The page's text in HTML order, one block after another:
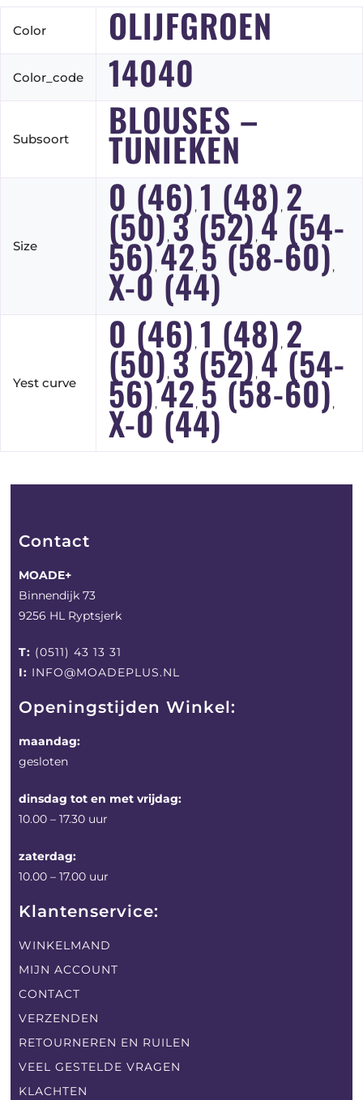
Color OLIJFGROEN
Color_code 14040
Subsoort BLOUSES –
TUNIEKEN
Size
0 (46) , 1 (48) , 2
(50) , 3 (52), 4 (54-
56) , 42, 5 (58-60) ,
X-0 (44)
Yest curve
0 (46) , 1 (48) , 2
(50) , 3 (52), 4 (54-
56) , 42, 5 (58-60) ,
X-0 (44)
Contact
MOADE+
Binnendijk 73
9256 HL Ryptsjerk
T: (0511) 43 13 31
I: INFO@MOADEPLUS.NL
Openingstijden Winkel:
maandag:
gesloten
dinsdag tot en met vrijdag:
10.00 – 17.30 uur
zaterdag:
10.00 – 17.00 uur
Klantenservice:
WINKELMAND
MIJN ACCOUNT
CONTACT
VERZENDEN
RETOURNEREN EN RUILEN
VEEL GESTELDE VRAGEN
KLACHTEN